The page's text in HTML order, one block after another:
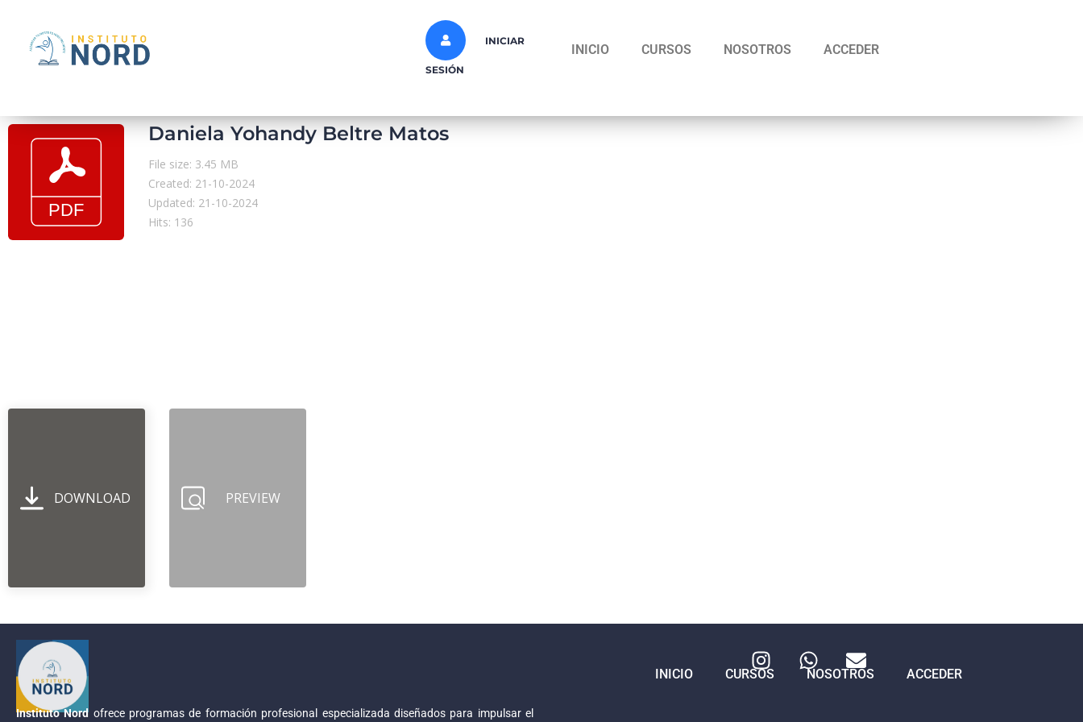
INICIAR
SESIÓN
INICIO CURSOS NOSOTROS ACCEDER
Daniela Yohandy Beltre Matos
File size: 3.45 MB
Created: 21-10-2024
Updated: 21-10-2024
Hits: 136
DOWNLOAD PREVIEW
Instituto Nord ofrece programas de formación profesional especializada diseñados para impulsar el
INICIO CURSOS NOSOTROS ACCEDER